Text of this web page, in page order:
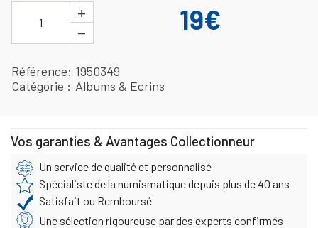
1
+
−
19€
Référence 1950349
Catégorie
Albums & Ecrins
Vos garanties & Avantages Collectionneur
Un service de qualité et personnalisé
Spécialiste de la numismatique depuis plus de 40 ans
Satisfait ou Remboursé
Une sélection rigoureuse par des experts confirmés